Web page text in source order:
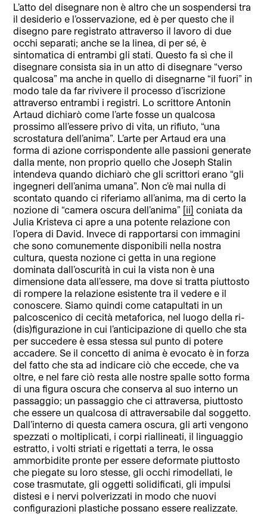
L’atto del disegnare non è altro che un sospendersi tra
il desiderio e l’osservazione, ed è per questo che il
disegno pare registrato attraverso il lavoro di due
occhi separati; anche se la linea, di per sé, è
sintomatica di entrambi gli stati. Questo fa sì che il
disegnare consista sia in un atto di disegnare “verso
qualcosa” ma anche in quello di disegnarne “il fuori” in
modo tale da far rivivere il processo d’iscrizione
attraverso entrambi i registri. Lo scrittore Antonin
Artaud dichiarò come l’arte fosse un qualcosa
prossimo all’essere privo di vita, un rifiuto, “una
scrostatura dell’anima”. L’arte per Artaud era una
forma di azione corrispondente alle passioni generate
dalla mente, non proprio quello che Joseph Stalin
intendeva quando dichiarò che gli scrittori erano “gli
ingegneri dell’anima umana”. Non c’è mai nulla di
scontato quando ci riferiamo all’anima, ma di certo la
nozione di “camera oscura dell’anima” [ii] coniata da
Julia Kristeva ci apre a una potente relazione con
l’opera di David. Invece di rapportarsi con immagini
che sono comunemente disponibili nella nostra
cultura, questa nozione ci getta in una regione
dominata dall’oscurità in cui la vista non è una
dimensione data all’essere, ma dove si tratta piuttosto
di rompere la relazione esistente tra il vedere e il
conoscere. Siamo quindi come catapultati in un
palcoscenico di cecità metaforica, nel luogo della ri-
(dis)figurazione in cui l’anticipazione di quello che sta
per succedere è essa stessa sul punto di potere
accadere. Se il concetto di anima è evocato è in forza
del fatto che sta ad indicare ciò che eccede, che va
oltre, e nel fare ciò resta alle nostre spalle sotto forma
di una figura oscura che conserva al suo interno un
passaggio; un passaggio che ci attraversa, piuttosto
che essere un qualcosa di attraversabile dal soggetto.
Dall’interno di questa camera oscura, gli arti vengono
spezzati o moltiplicati, i corpi riallineati, il linguaggio
estratto, i volti striati e rigettati a terra, le ossa
ammorbidite pronte per essere deformate piuttosto
che piegate su loro stesse, gli occhi rimodellati, le
cose trasmutate, gli oggetti solidificati, gli impulsi
distesi e i nervi polverizzati in modo che nuovi
configurazioni plastiche possano essere realizzate.